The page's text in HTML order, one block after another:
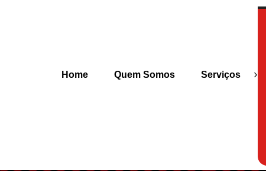
Home Quem Somos Serviços ›